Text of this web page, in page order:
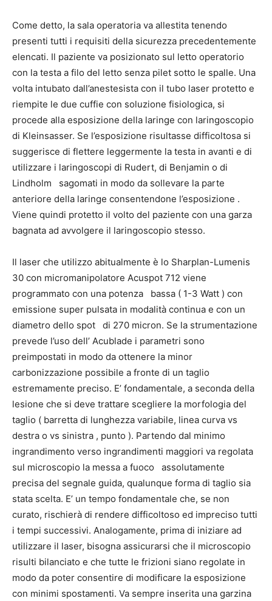
Come detto, la sala operatoria va allestita tenendo
presenti tutti i requisiti della sicurezza precedentemente
elencati. Il paziente va posizionato sul letto operatorio
con la testa a filo del letto senza pilet sotto le spalle. Una
volta intubato dall’anestesista con il tubo laser protetto e
riempite le due cuffie con soluzione fisiologica, si
procede alla esposizione della laringe con laringoscopio
di Kleinsasser. Se l’esposizione risultasse difficoltosa si
suggerisce di flettere leggermente la testa in avanti e di
utilizzare i laringoscopi di Rudert, di Benjamin o di
Lindholm sagomati in modo da sollevare la parte
anteriore della laringe consentendone l’esposizione .
Viene quindi protetto il volto del paziente con una garza
bagnata ad avvolgere il laringoscopio stesso.
Il laser che utilizzo abitualmente è lo Sharplan-Lumenis
30 con micromanipolatore Acuspot 712 viene
programmato con una potenza bassa ( 1-3 Watt ) con
emissione super pulsata in modalità continua e con un
diametro dello spot di 270 micron. Se la strumentazione
prevede l’uso dell’ Acublade i parametri sono
preimpostati in modo da ottenere la minor
carbonizzazione possibile a fronte di un taglio
estremamente preciso. E’ fondamentale, a seconda della
lesione che si deve trattare scegliere la morfologia del
taglio ( barretta di lunghezza variabile, linea curva vs
destra o vs sinistra , punto ). Partendo dal minimo
ingrandimento verso ingrandimenti maggiori va regolata
sul microscopio la messa a fuoco assolutamente
precisa del segnale guida, qualunque forma di taglio sia
stata scelta. E’ un tempo fondamentale che, se non
curato, rischierà di rendere difficoltoso ed impreciso tutti
i tempi successivi. Analogamente, prima di iniziare ad
utilizzare il laser, bisogna assicurarsi che il microscopio
risulti bilanciato e che tutte le frizioni siano regolate in
modo da poter consentire di modificare la esposizione
con minimi spostamenti. Va sempre inserita una garzina